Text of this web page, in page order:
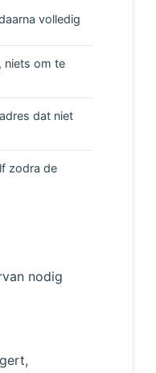
volledig
niets om te
dat niet
zodra de
nodig